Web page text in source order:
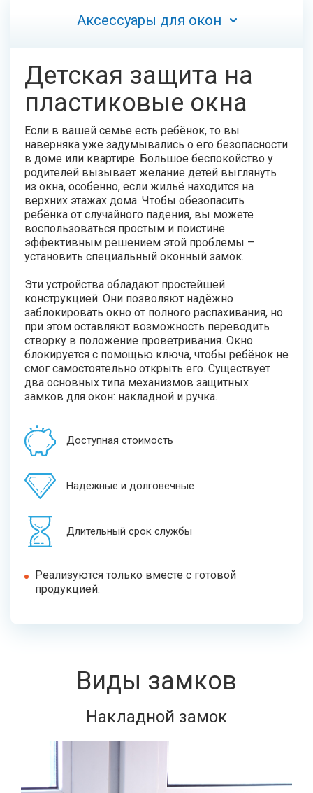
Аксессуары для окон
Детская защита на
пластиковые окна
Если в вашей семье есть ребёнок, то вы
наверняка уже задумывались о его безопасности
в доме или квартире. Большое беспокойство у
родителей вызывает желание детей выглянуть
из окна, особенно, если жильё находится на
верхних этажах дома. Чтобы обезопасить
ребёнка от случайного падения, вы можете
воспользоваться простым и поистине
эффективным решением этой проблемы –
установить специальный оконный замок.
Эти устройства обладают простейшей
конструкцией. Они позволяют надёжно
заблокировать окно от полного распахивания, но
при этом оставляют возможность переводить
створку в положение проветривания. Окно
блокируется с помощью ключа, чтобы ребёнок не
смог самостоятельно открыть его. Существует
два основных типа механизмов защитных
замков для окон: накладной и ручка.
Доступная стоимость
Надежные и долговечные
Длительный срок службы
Реализуются только вместе с готовой
продукцией.
Виды замков
Накладной замок